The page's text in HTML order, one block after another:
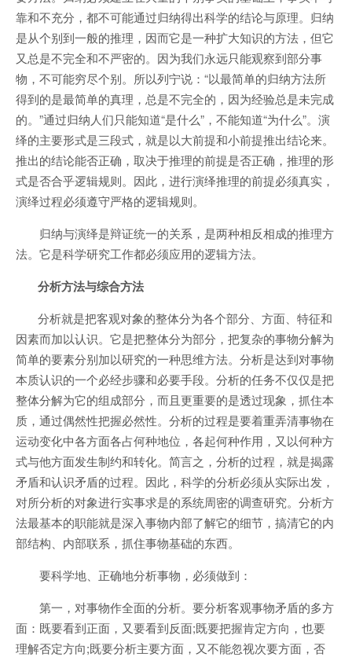
靠和不充分，都不可能通过归纳得出科学的结论与原理。归纳
是从个别到一般的推理，因而它是一种扩大知识的方法，但它
又总是不完全和不严密的。因为我们永远只能观察到部分事
物，不可能穷尽个别。所以列宁说：“以最简单的归纳方法所
得到的是最简单的真理，总是不完全的，因为经验总是未完成
的。”通过归纳人们只能知道“是什么”，不能知道“为什么”。演
绎的主要形式是三段式，就是以大前提和小前提推出结论来。
推出的结论能否正确，取决于推理的前提是否正确，推理的形
式是否合乎逻辑规则。因此，进行演绎推理的前提必须真实，
演绎过程必须遵守严格的逻辑规则。
归纳与演绎是辩证统一的关系，是两种相反相成的推理方
法。它是科学研究工作都必须应用的逻辑方法。
分析方法与综合方法
分析就是把客观对象的整体分为各个部分、方面、特征和
因素而加以认识。它是把整体分为部分，把复杂的事物分解为
简单的要素分别加以研究的一种思维方法。分析是达到对事物
本质认识的一个必经步骤和必要手段。分析的任务不仅仅是把
整体分解为它的组成部分，而且更重要的是透过现象，抓住本
质，通过偶然性把握必然性。分析的过程是要着重弄清事物在
运动变化中各方面各占何种地位，各起何种作用，又以何种方
式与他方面发生制约和转化。简言之，分析的过程，就是揭露
矛盾和认识矛盾的过程。因此，科学的分析必须从实际出发，
对所分析的对象进行实事求是的系统周密的调查研究。分析方
法最基本的职能就是深入事物内部了解它的细节，搞清它的内
部结构、内部联系，抓住事物基础的东西。
要科学地、正确地分析事物，必须做到：
第一，对事物作全面的分析。要分析客观事物矛盾的多方
面：既要看到正面，又要看到反面;既要把握肯定方向，也要
理解否定方向;既要分析主要方面，又不能忽视次要方面，否